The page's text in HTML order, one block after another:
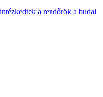
a rendőrök a budai